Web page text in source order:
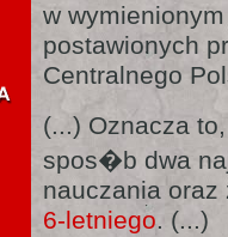
w
postawionych
Centralnego
(...) Oznacza
spos�b dwa
nauczania
6-letniego. (...)